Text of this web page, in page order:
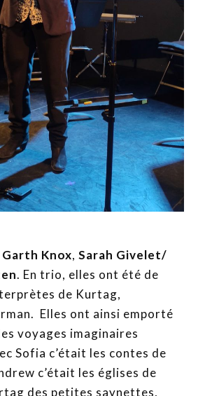
Knox, Sarah Givelet/
. En trio, elles ont été de
de Kurtag,
Elles ont ainsi emporté
voyages imaginaires
Sofia c’était les contes de
c’était les églises de
des petites saynettes,